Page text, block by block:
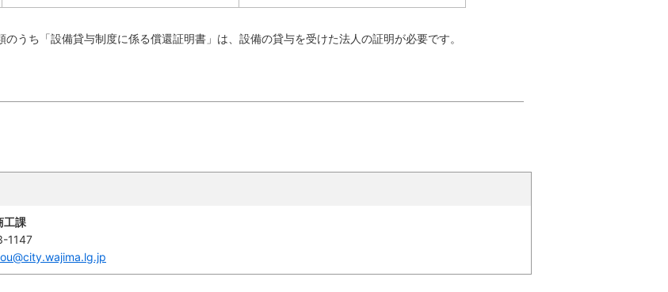
のうち「設備貸与制度に係る償還証明書」は、設備の貸与を受けた法人の証明が必要です。
課
1147